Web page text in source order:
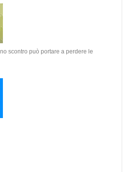
scontro può portare a perdere le